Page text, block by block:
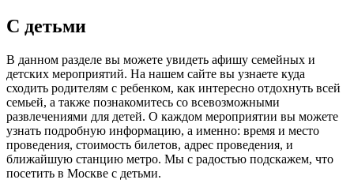
С детьми
В данном разделе вы можете увидеть афишу семейных и
детских мероприятий. На нашем сайте вы узнаете куда
сходить родителям с ребенком, как интересно отдохнуть всей
семьей, а также познакомитесь со всевозможными
развлечениями для детей. О каждом мероприятии вы можете
узнать подробную информацию, а именно: время и место
проведения, стоимость билетов, адрес проведения, и
ближайшую станцию метро. Мы с радостью подскажем, что
посетить в Москве с детьми.